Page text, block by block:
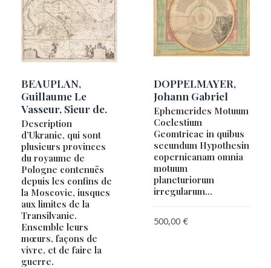
BEAUPLAN,
Guillaume Le
Vasseur, Sieur de.
Description
d’Ukranie, qui sont
plusieurs provinces
du royaume de
Pologne contenuës
depuis les confins de
la Moscovie, iusques
aux limites de la
Transilvanie.
Ensemble leurs
mœurs, façons de
vivre, et de faire la
guerre.
DOPPELMAYER,
Johann Gabriel
Ephemerides Motuum
Coelestium
Geomtricae in quibus
secundum Hypothesin
copernicanam omnia
motuum
planeturiorum
irregularum…
500,00 €